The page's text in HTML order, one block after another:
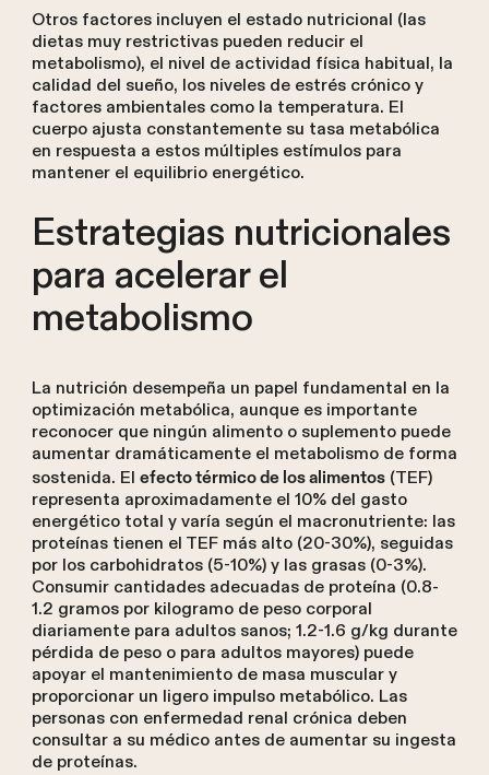
Otros factores incluyen el estado nutricional (las
dietas muy restrictivas pueden reducir el
metabolismo), el nivel de actividad física habitual, la
calidad del sueño, los niveles de estrés crónico y
factores ambientales como la temperatura. El
cuerpo ajusta constantemente su tasa metabólica
en respuesta a estos múltiples estímulos para
mantener el equilibrio energético.
Estrategias nutricionales
para acelerar el
metabolismo
La nutrición desempeña un papel fundamental en la
optimización metabólica, aunque es importante
reconocer que ningún alimento o suplemento puede
aumentar dramáticamente el metabolismo de forma
sostenida. El efecto térmico de los alimentos(TEF)
representa aproximadamente el 10% del gasto
energético total y varía según el macronutriente: las
proteínas tienen el TEF más alto (20-30%), seguidas
por los carbohidratos (5-10%) y las grasas (0-3%).
Consumir cantidades adecuadas de proteína (0.8-
1.2 gramos por kilogramo de peso corporal
diariamente para adultos sanos; 1.2-1.6 g/kg durante
pérdida de peso o para adultos mayores) puede
apoyar el mantenimiento de masa muscular y
proporcionar un ligero impulso metabólico. Las
personas con enfermedad renal crónica deben
consultar a su médico antes de aumentar su ingesta
de proteínas.